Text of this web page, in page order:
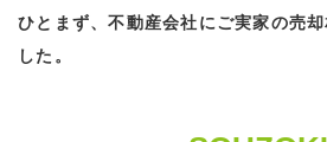
ひとまず、不動産会社にご実家の売
した。